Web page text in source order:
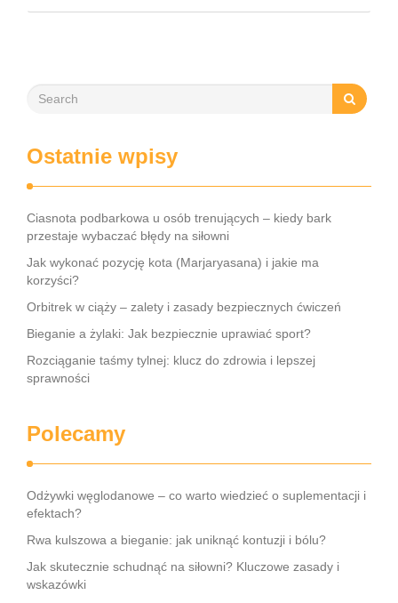
Dzięki różnorodności dostępnych produktów, każdy może
Ostatnie wpisy
Ciasnota podbarkowa u osób trenujących – kiedy bark
przestaje wybaczać błędy na siłowni
Jak wykonać pozycję kota (Marjaryasana) i jakie ma
korzyści?
Orbitrek w ciąży – zalety i zasady bezpiecznych ćwiczeń
Bieganie a żylaki: Jak bezpiecznie uprawiać sport?
Rozciąganie taśmy tylnej: klucz do zdrowia i lepszej
sprawności
Polecamy
Odżywki węglodanowe – co warto wiedzieć o suplementacji i
efektach?
Rwa kulszowa a bieganie: jak uniknąć kontuzji i bólu?
Jak skutecznie schudnąć na siłowni? Kluczowe zasady i
wskazówki